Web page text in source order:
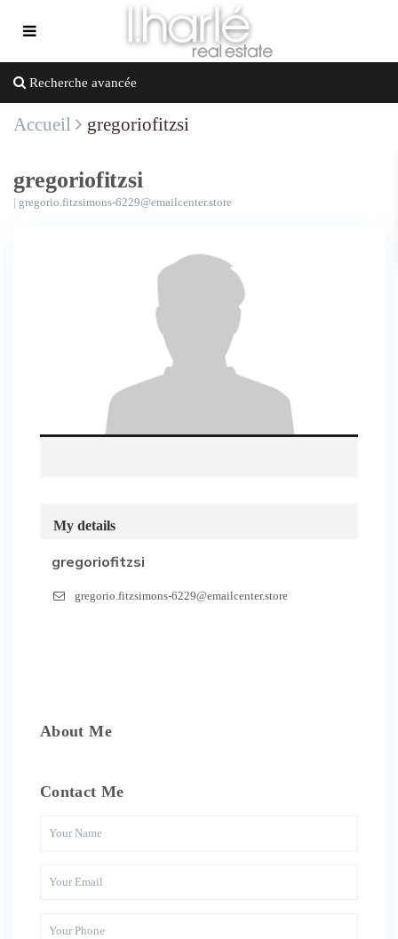
Recherche avancée
Accueil gregoriofitzsi
gregoriofitzsi
| gregorio.fitzsimons-6229@emailcenter.store
My details
gregoriofitzsi
gregorio.fitzsimons-6229@emailcenter.store
About Me
Contact Me